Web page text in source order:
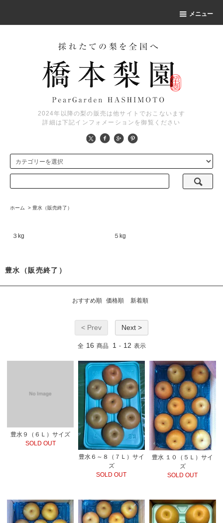
メニュー
2024年以降の梨の販売は他サイトでおこないます
詳細は下記インフォメーションを御覧ください
ホーム > 豊水（販売終了）
３kg ５kg
豊水（販売終了）
おすすめ順 価格順 新着順
< Prev Next >
全 16 商品 1 - 12 表示
豊水９（６Ｌ）サイズ
SOLD OUT
豊水６～８（７Ｌ）サイ
ズ
SOLD OUT
豊水 １０（５Ｌ）サイ
ズ
SOLD OUT